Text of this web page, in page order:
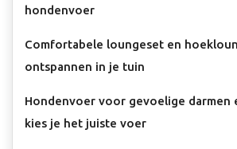
hondenvoer
Comfortabele loungeset en
ontspannen in je tuin
Hondenvoer voor gevoelige darmen
kies je het juiste voer